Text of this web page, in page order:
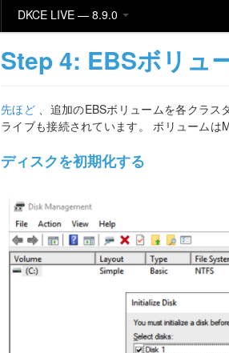
DKCE LIVE — 8.9.0
Step 4: EBSボリュ
先ほど 、追加のEBSボリュームを各クラス
ライブも接続されています。 ボリュームは
ディスクを初期化する